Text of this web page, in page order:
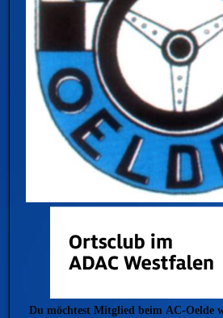
Du möchtest Mitglied beimAC-Oelde